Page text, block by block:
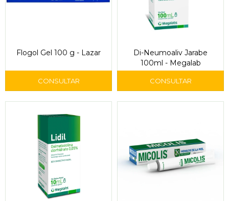
Flogol Gel 100 g - Lazar
Di-Neumoaliv Jarabe
100ml - Megalab